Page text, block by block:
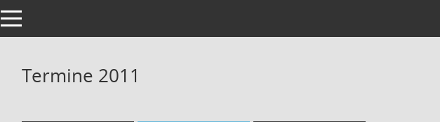
Toggle navigation
Termine 2011